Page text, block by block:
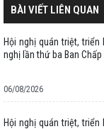
BÀI VIẾT LIÊN QUAN
Hội nghị quán triệt,
nghị lần thứ ba Ban
06/08/2026
Hội nghị quán triệt,